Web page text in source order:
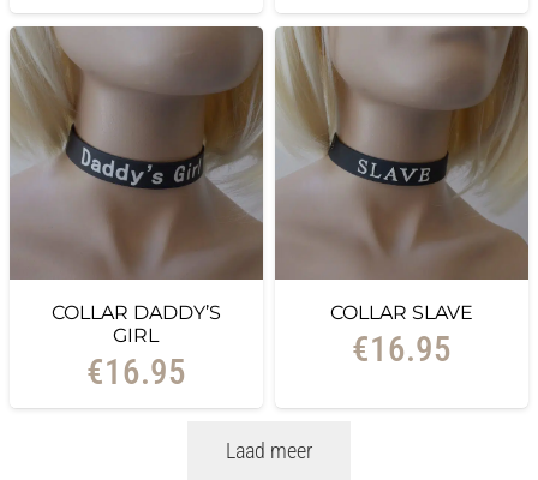
COLLAR DADDY’S
GIRL
€16.95
COLLAR SLAVE
€16.95
Laad meer